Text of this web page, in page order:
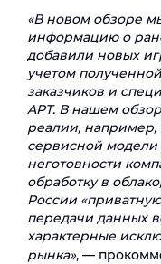
«В новом обзоре
информацию о
добавили новых
учетом
заказчиков и
APT. В нашем
реалии, например,
сервисной
неготовности
обработку в
России
передачи данных
характерные
рынка», —